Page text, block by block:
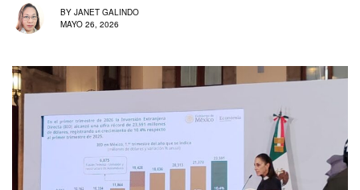
BY JANET GALINDO
MAYO 26, 2026